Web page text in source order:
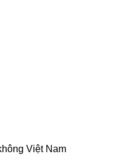
Việt Nam